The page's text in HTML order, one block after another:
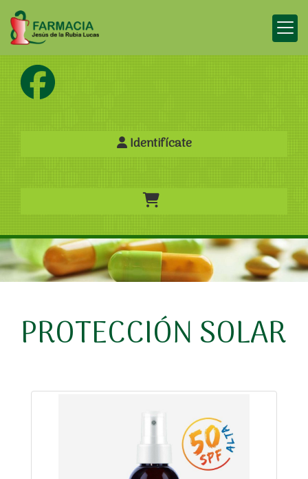
Identifícate
PROTECCIÓN SOLAR